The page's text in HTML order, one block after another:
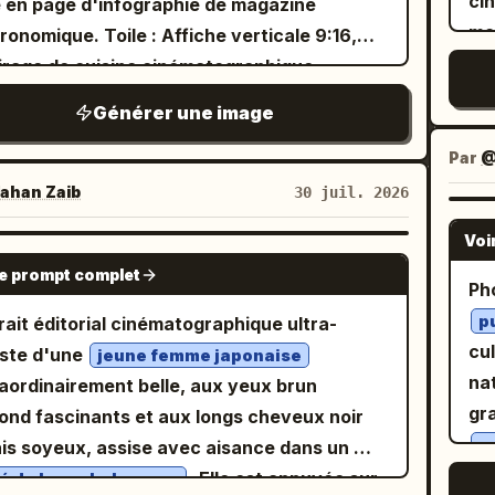
Cream Halo Transit : Renforcez la
du système de marque sur les six
Unifiez la hiérarchie des titres, le
du texte descriptif, le logo de la
le texte auxiliaire optionnel et le
visuel. Les six panneaux doivent donner
d'appartenir à une série
raffinée. L'agencement de la
du texte et des couleurs doit
plus cohérent, mature et
dirigé artistiquement. Logique
des panneaux : Les six panneaux
inclure : 1. Une brochette verticale ou
de viande grillée en vedette 2. Un pain
3. De la viande tranchée sur assiette
une coulée de sauce haut de gamme 4. Un
horizontale, avec des plans avant,
et arrière bien distincts. La boîte
fait face à l'objectif, tandis que les
latérales et les cylindres forment des
zone d'espace vide à faible contraste,
pour une présentation de proposition
L'éclairage est une lumière douce
matinal inclinée sur le côté, ne
pas un contraste élevé, mais mettant
sur le gaufrage du papier, le marquage
argenté localisé, le papier de scellage,
intérieurs en aluminium et les
des feuilles de thé séchées.
de couleurs est divisé en gris-vert
froid, brun-gris torréfié et ambre
clair selon la série
en page d'infographie de magazine
Toile : Affiche verticale 9:16,
de cuisine cinématographique
semi-réaliste très détaillé. Utilisez un
plan de cuisine européenne rustique
des murs en briques, des casseroles en
des ustensiles suspendus, une lumière
venant du haut à gauche, de la
un comptoir en bois et d'élégantes
ornementales dorées fines. Mise en
principale : En haut à gauche, le grand titre
「ルバーブの チーズケーキ」, en dessous
sous-titre anglais en cursive
Cheesecake”, puis un court slogan
en petits caractères serif blancs. En
Générer une image
Zaib 30 juil. 2026
GPT IMAGE 2
prompt complet
éditorial cinématographique ultra-
d'une
jeune femme japonaise
belle, aux yeux brun
fascinants et aux longs cheveux noir
soyeux, assise avec aisance dans un
de luxe chaleureux . Elle est appuyée sur
:
de
然
de
风
费
呵
à
»
un
Par